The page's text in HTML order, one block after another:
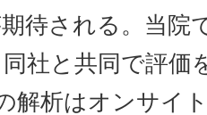
待される。当院
社と共同で評価
解析はオンサイ